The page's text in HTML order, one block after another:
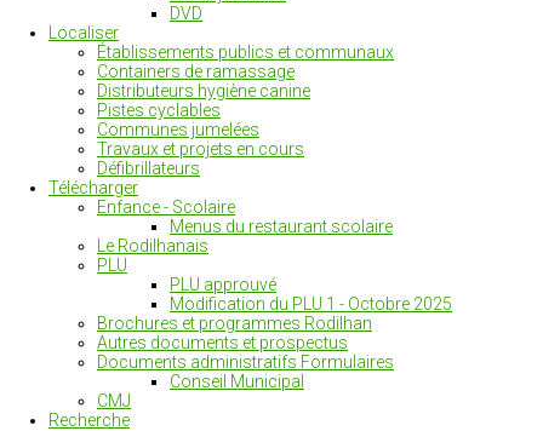
DVD
Localiser
Établissements publics et communaux
Containers de ramassage
Distributeurs hygiène canine
Pistes cyclables
Communes jumelées
Travaux et projets en cours
Défibrillateurs
Télécharger
Enfance - Scolaire
Menus du restaurant scolaire
Le Rodilhanais
PLU
PLU approuvé
Modification du PLU 1 - Octobre 2025
Brochures et programmes Rodilhan
Autres documents et prospectus
Documents administratifs Formulaires
Conseil Municipal
CMJ
Recherche